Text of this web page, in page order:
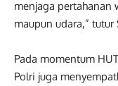
menjaga pertahanan
maupun udara,” tutur
Pada momentum
Polri juga